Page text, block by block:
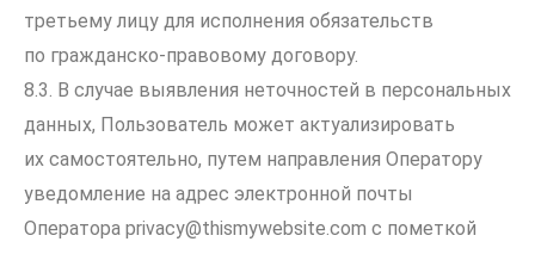
третьему лицу для исполнения обязательств
по гражданско-правовому договору.
8.3. В случае выявления неточностей в персональных
данных, Пользователь может актуализировать
их самостоятельно, путем направления Оператору
уведомление на адрес электронной почты
Оператора privacy@thismywebsite.com с пометкой